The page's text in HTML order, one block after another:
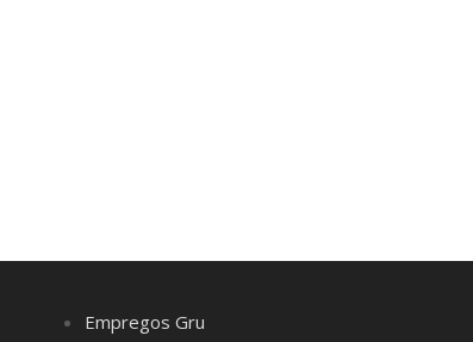
Empregos Gru